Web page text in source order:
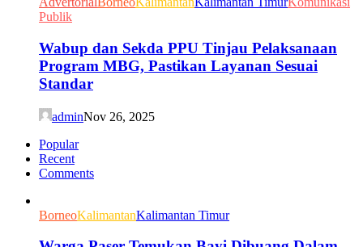
Publik
Wabup dan Sekda PPU Tinjau Pelaksanaan
Program MBG, Pastikan Layanan Sesuai
Standar
adminNov 26, 2025
Popular
Recent
Comments
BorneoKalimantanKalimantan Timur